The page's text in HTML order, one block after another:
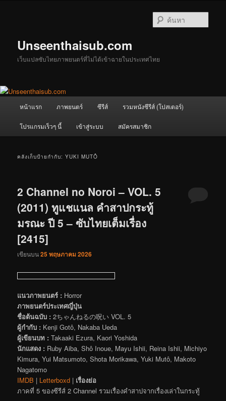
Unseenthaisub.com
เว็บแปลซับไทยภาพยนตร์ที่ไม่ได้เข้าฉายในประเทศไทย
หน้าแรก ภาพยนตร์ ซีรีส์ รวมหนังซีรีส์ (โปสเตอร์)
โปรแกรมเร็วๆ นี้ เข้าสู่ระบบ สมัครสมาชิก
คลังเก็บป้ายกำกับ:YUKI MUTÔ
2 Channel no Noroi – VOL. 5
(2011) ทูแชแนล คำสาปกระทู้
มรณะ ปี 5 – ซับไทยเต็มเรื่อง
[2415]
เขียนบน25 พฤษภาคม 2026
แนวภาพยนตร์ : Horror
ภาพยนตร์ประเทศญี่ปุ่น
ชื่อต้นฉบับ : 2ちゃんねるの呪い VOL. 5
ผู้กำกับ : Kenji Gotô, Nakaba Ueda
ผู้เขียนบท : Takaaki Ezura, Kaori Yoshida
นักแสดง : Ruby Aiba, Shô Inoue, Mayu Ishii, Reina Ishii, Michiyo
Kimura, Yui Matsumoto, Shota Morikawa, Yuki Mutô, Makoto
Nagatomo
IMDB | Letterboxd | เรื่องย่อ
ภาคที่ 5 ของซีรีส์ 2 Channel รวมเรื่องคำสาปจากเรื่องเล่าในกระทู้